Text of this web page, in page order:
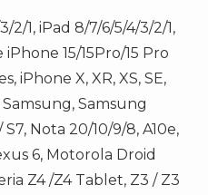
2/1, iPad 8/7/6/5/4/3/2/1,
15/15Pro/15 Pro
iPhone X, XR, XS, SE,
Samsung
Nota 20/10/9/8, A10e,
6, Motorola Droid
Z4 /Z4 Tablet, Z3 / Z3